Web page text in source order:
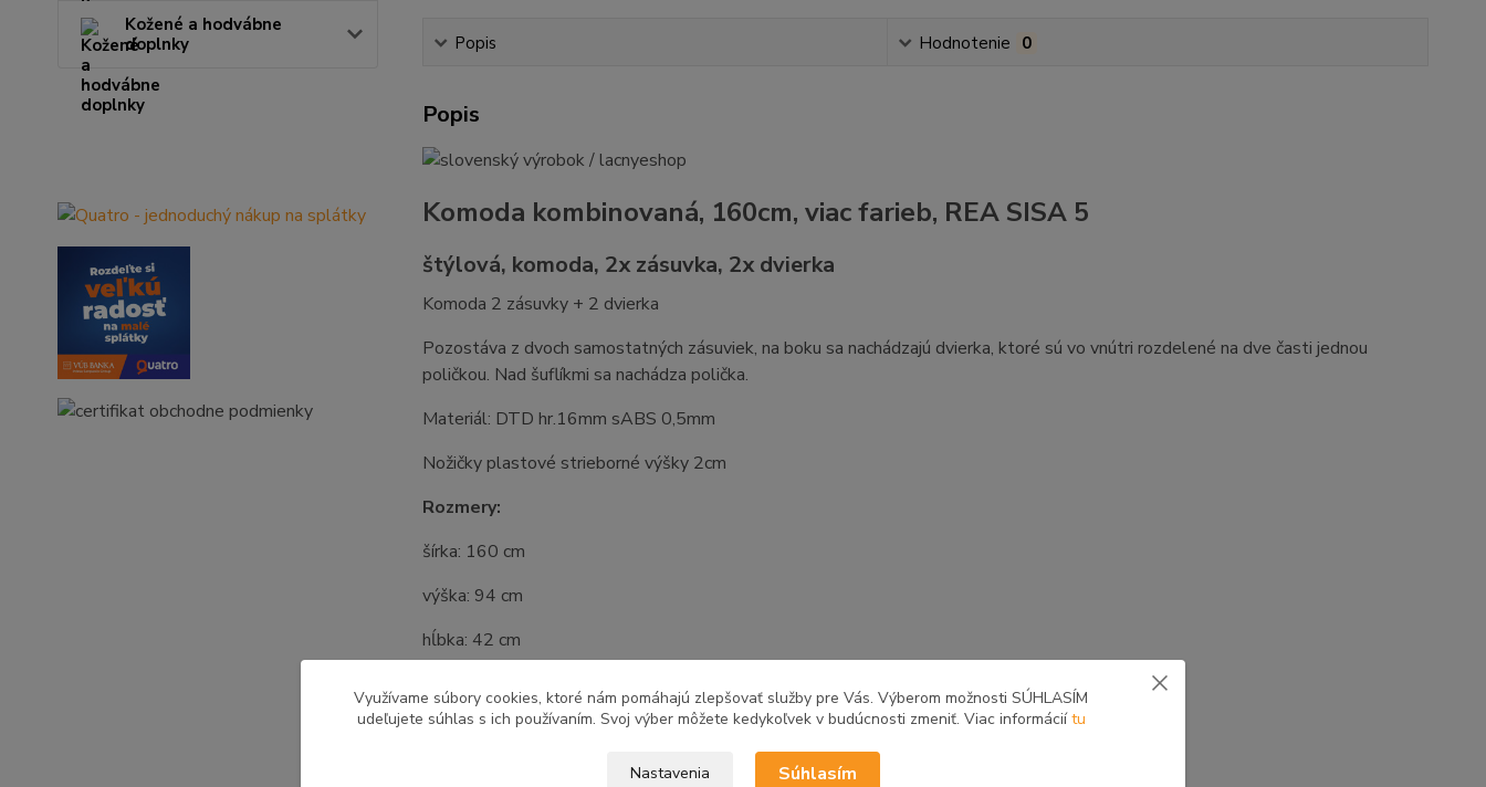
Kožené a hodvábne
doplnky
Popis Hodnotenie 0
Popis
Komoda kombinovaná, 160cm, viac farieb, REA SISA 5
štýlová, komoda, 2x zásuvka, 2x dvierka
Komoda 2 zásuvky + 2 dvierka
Pozostáva z dvoch samostatných zásuviek, na boku sa nachádzajú dvierka, ktoré sú vo vnútri rozdelené na dve časti jednou
poličkou. Nad šuflíkmi sa nachádza polička.
Materiál: DTD hr.16mm sABS 0,5mm
Nožičky plastové strieborné výšky 2cm
Rozmery:
šírka: 160 cm
výška: 94 cm
hĺbka: 42 cm
Využívame súbory cookies, ktoré nám pomáhajú zlepšovať služby pre Vás. Výberom možnosti SÚHLASÍM
udeľujete súhlas s ich používaním. Svoj výber môžete kedykoľvek v budúcnosti zmeniť. Viac informáciítu
Nastavenia Súhlasím